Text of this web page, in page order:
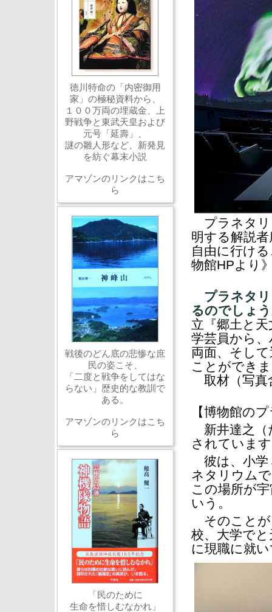
プラネタリ
明する解説
自由に行け
物館HPより
プラネタ
るのでしょ
立『郷土と
学芸員から
両面、そし
ことができ
取材（写真
【博物館の
新井達之（
されていま
彼は、小学
ネタリウム
この場所が
いう。
そのことが
校、大学で
に現職に就
徳川特命の「内密御用
家」の極秘資料から、
１００万両の埋蔵金、上
野戦争と東武天皇および
元号「延壽」、
謎の雛人形など、新発見
を紡ぐ幕末小説
アマゾンのリンクはこち
ら
戦後のどん底の悲惨な庶
民の姿こそ、
「二度と戦争をしてはな
らない」歴史的な教訓で
ある。
アマゾンのリンクはこち
ら
「民のために
生命を惜しむなかれ」